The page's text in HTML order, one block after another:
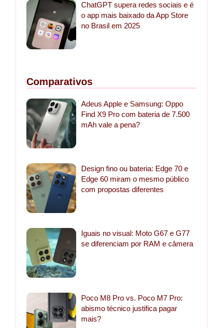
ChatGPT supera redes sociais e é
o app mais baixado da App Store
no Brasil em 2025
Comparativos
Adeus Apple e Samsung: Oppo
Find X9 Pro com bateria de 7.500
mAh vale a pena?
Design fino ou bateria: Edge 70 e
Edge 60 miram o mesmo público
com propostas diferentes
Iguais no visual: Moto G67 e G77
se diferenciam por RAM e câmera
Poco M8 Pro vs. Poco M7 Pro:
abismo técnico justifica pagar
mais?